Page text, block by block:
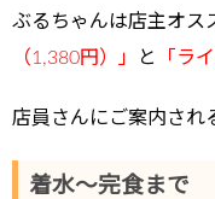
ぶるちゃんは店主オス
（1,380円）」
と 「ラ
店員さんにご案内され
着水～完食まで